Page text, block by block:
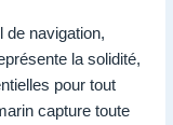
navigation,
la solidité,
pour tout
capture toute